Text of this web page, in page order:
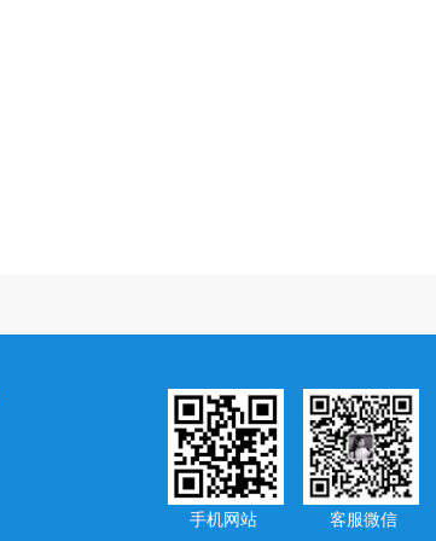
手机网站 客服微信